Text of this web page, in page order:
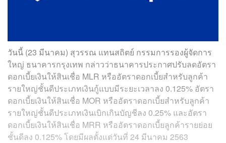
วันนี้ (23 มีนาคม) สุวรรณ แทนสถิตย์ กรรมการรองผู้จัดการ
ใหญ่ ธนาคารกรุงเทพ กล่าวว่าธนาคารประกาศปรับลดอัตรา
ดอกเบี้ยเงินให้สินเชื่อ MLR หรืออัตราดอกเบี้ยสำหรับลูกค้า
รายใหญ่ชั้นดีประเภทเงินกู้แบบมีระยะเวลาลง 0.125% อัตรา
ดอกเบี้ยเงินให้สินเชื่อ MOR หรืออัตราดอกเบี้ยสำหรับลูกค้า
รายใหญ่ชั้นดีประเภทเงินเบิกเกินบัญชีลง 0.25% และอัตรา
ดอกเบี้ยเงินให้สินเชื่อ MRR หรืออัตราดอกเบี้ยลูกค้ารายย่อย
ชั้นดีลง 0.125% โดยมีผลตั้งแต่วันที่ 24 มีนาคม 2563